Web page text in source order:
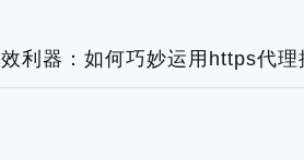
效利器：如何巧妙运用https代理